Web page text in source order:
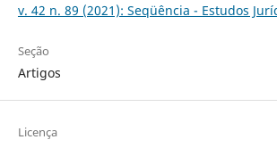
v. 42 n. 89 (2021): Seqüência - Estudos
Seção
Artigos
Licença